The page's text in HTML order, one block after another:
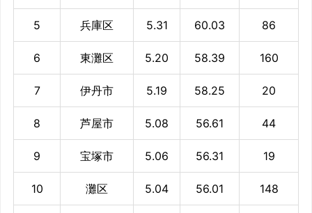
5 兵庫区 5.31 60.03 86
6 東灘区 5.20 58.39 160
7 伊丹市 5.19 58.25 20
8 芦屋市 5.08 56.61 44
9 宝塚市 5.06 56.31 19
10 灘区 5.04 56.01 148